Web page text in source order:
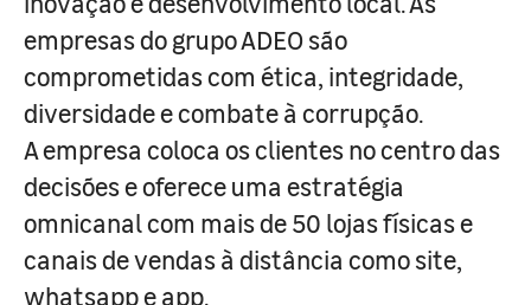
empresas do grupo ADEO são
comprometidas com ética, integridade,
diversidade e combate à corrupção.
A empresa coloca os clientes no centro das
decisões e oferece uma estratégia
omnicanal com mais de 50 lojas físicas e
canais de vendas à distância como site,
whatsapp e app.